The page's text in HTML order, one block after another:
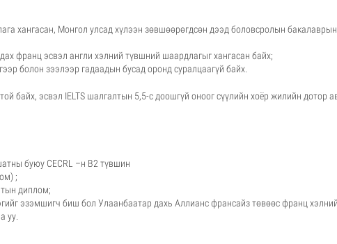
хангасан, Монгол улсад хүлээн зөвшөөрөгдсөн дээд боловсролын бакалаврын
франц эсвэл англи хэлний түвшний шаардлагыг хангасан байх;
болон зээлээр гадаадын бусад оронд суралцаагүй байх.
байх, эсвэл IELTS шалгалтын 5,5-с доошгүй оноог сүүлийн хоёр жилийн дотор
буюу CECRL –н B2 түвшин
;
диплом;
эзэмшигч биш бол Улаанбаатар дахь Аллианс франсайз төвөөс франц хэлний
уу.